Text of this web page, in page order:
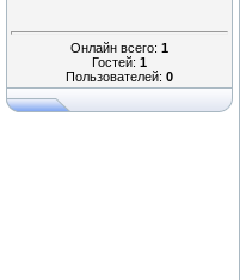
Онлайн всего: 1
Гостей: 1
Пользователей: 0